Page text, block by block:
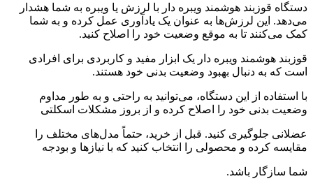
دستگاه قوزبند هوشمند ویبره دار با لرزش یا ویبره به شما هشدار
می‌دهد. این لرزش‌ها به عنوان یک یادآوری عمل کرده و به شما
کمک می‌کنند تا به موقع وضعیت خود را اصلاح کنید.
قوزبند هوشمند ویبره دار یک ابزار مفید و کاربردی برای افرادی
است که به دنبال بهبود وضعیت بدنی خود هستند.
با استفاده از این دستگاه، می‌توانید به راحتی و به طور مداوم
وضعیت بدنی خود را اصلاح کرده و از بروز مشکلات اسکلتی
عضلانی جلوگیری کنید. قبل از خرید، حتماً مدل‌های مختلف را
مقایسه کرده و محصولی را انتخاب کنید که با نیازها و بودجه
شما سازگار باشد.